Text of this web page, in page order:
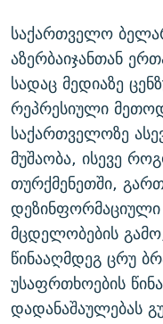
საქართველო
აზერბაიჯანთან
სადაც მედიაზე
რეპრესიული
საქართველოზე
მუშაობა, ისევე
თურქმენეთში,
დეზინფორმაციული
მცდელობების
წინააღმდეგ ცრუ
უსაფრთხოების
დადანაშაულებას